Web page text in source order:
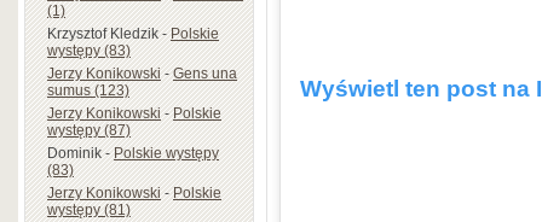
(1)
Krzysztof Kledzik-Polskie
występy (83)
Jerzy Konikowski-Gens una
sumus (123)
Jerzy Konikowski-Polskie
występy (87)
Dominik-Polskie występy
(83)
Jerzy Konikowski-Polskie
występy (81)
Wyświetl ten post na